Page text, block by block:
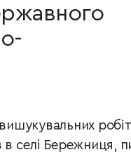
робіт
в селі Бережниця,